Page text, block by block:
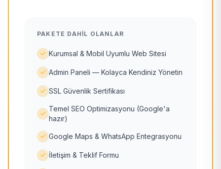
PAKETE DAHIL OLANLAR
Kurumsal & Mobil Uyumlu Web Sitesi
Admin Paneli — Kolayca Kendiniz Yönetin
SSL Güvenlik Sertifikası
Temel SEO Optimizasyonu (Google'a
hazır)
Google Maps & WhatsApp Entegrasyonu
İletişim & Teklif Formu